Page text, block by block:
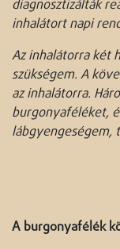
diagnosztizálták
inhalátort napi
Az inhalátorra két
szükségem. A
az inhalátorra.
burgonyaféléket,
lábgyengeségem,
A burgonyafélék